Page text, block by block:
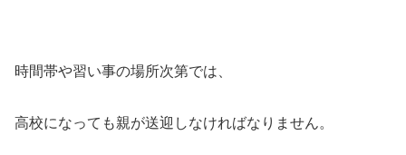
時間帯や習い事の場所次第では、
高校になっても親が送迎しなければなりません。